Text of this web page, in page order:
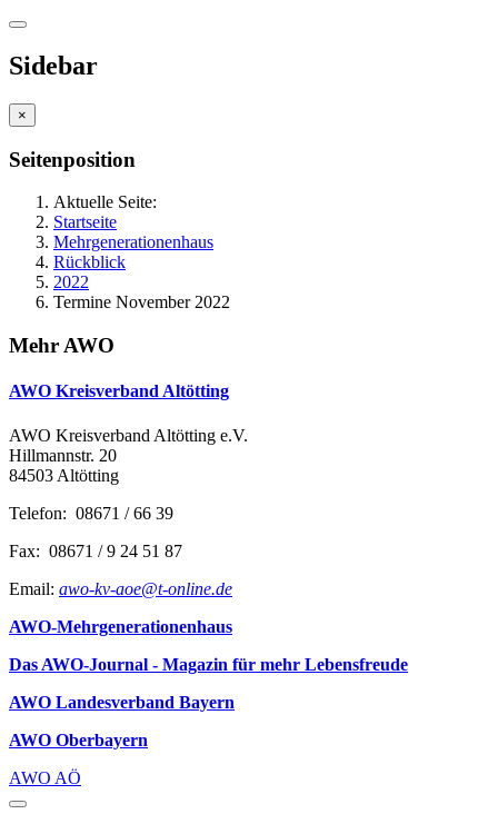
Sidebar
×
Seitenposition
Aktuelle Seite:
Startseite
Mehrgenerationenhaus
Rückblick
2022
Termine November 2022
Mehr AWO
AWO Kreisverband Altötting
AWO Kreisverband Altötting e.V.
Hillmannstr. 20
84503 Altötting
Telefon: 08671 / 66 39
Fax: 08671 / 9 24 51 87
Email: awo-kv-aoe@t-online.de
AWO-Mehrgenerationenhaus
Das AWO-Journal - Magazin für mehr Lebensfreude
AWO Landesverband Bayern
AWO Oberbayern
AWO AÖ